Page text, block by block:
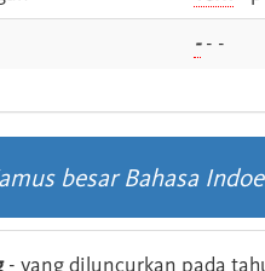
-- -
besar Bahasa
- yang diluncurkan pada